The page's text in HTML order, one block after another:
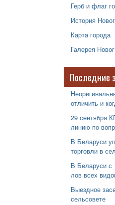
Герб и флаг
История
Карта города
Галерея
Последние
отличить и
29 сентября
линию по
В Беларуси
торговли в
В Беларуси с
лов всех
Выездное
сельсовете